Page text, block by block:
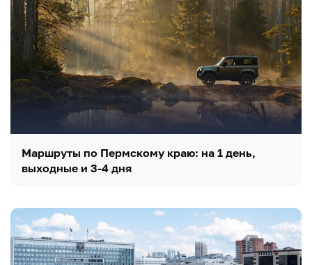
Маршруты по Пермскому краю: на 1 день,
выходные и 3-4 дня